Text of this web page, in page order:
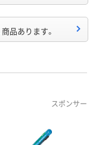
商品あります。
スポンサー